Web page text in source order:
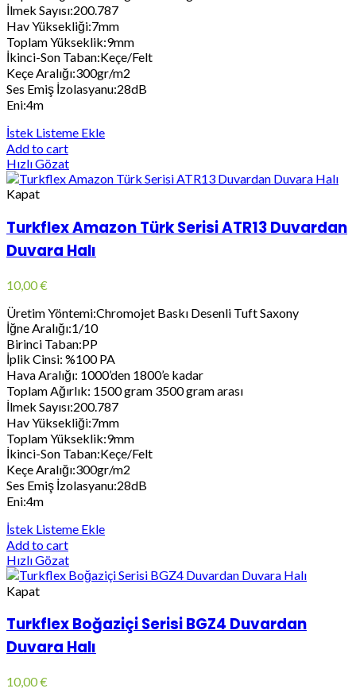
İlmek Sayısı:200.787
Hav Yüksekliği:7mm
Toplam Yükseklik:9mm
İkinci-Son Taban:Keçe/Felt
Keçe Aralığı:300gr/m2
Ses Emiş İzolasyanu:28dB
Eni:4m
İstek Listeme Ekle
Add to cart
Hızlı Gözat
Kapat
Turkflex Amazon Türk Serisi ATR13 Duvardan
Duvara Halı
10,00€
Üretim Yöntemi:Chromojet Baskı Desenli Tuft Saxony
İğne Aralığı:1/10
Birinci Taban:PP
İplik Cinsi: %100 PA
Hava Aralığı: 1000’den 1800’e kadar
Toplam Ağırlık: 1500 gram 3500 gram arası
İlmek Sayısı:200.787
Hav Yüksekliği:7mm
Toplam Yükseklik:9mm
İkinci-Son Taban:Keçe/Felt
Keçe Aralığı:300gr/m2
Ses Emiş İzolasyanu:28dB
Eni:4m
İstek Listeme Ekle
Add to cart
Hızlı Gözat
Kapat
Turkflex Boğaziçi Serisi BGZ4 Duvardan
Duvara Halı
10,00€